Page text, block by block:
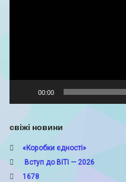
00:00
свіжі новини
«Коробки єдності»
Вступ до ВІТІ — 2026
1678